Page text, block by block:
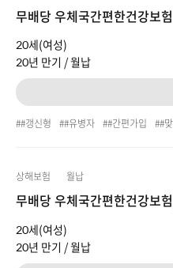
무배당 우체국간편한건강보
20세(여성)
20년 만기 /월납
#갱신형 #유병자 #간편가입 #
상해보험 월납
무배당 우체국간편한건강
20세(여성)
20년 만기 /월납